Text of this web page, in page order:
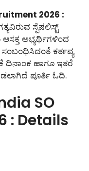
2026 :
ಸ್ಪೆಷಲಿಸ್ಟ್
ಅಭ್ಯರ್ಥಿಗಳಿಂದ
ಕರ್ತವ್ಯ
ದಿನಾಂಕ ಹಾಗೂ ಇತರೆ
ಪೂರ್ತಿ ಓದಿ.
SO
: Details